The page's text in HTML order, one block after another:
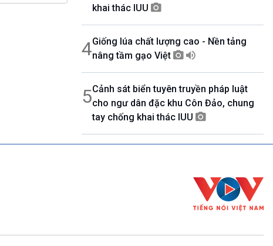
khai thác IUU
4Giống lúa chất lượng cao - Nền tảng
nâng tầm gạo Việt
5Cảnh sát biển tuyên truyền pháp luật
cho ngư dân đặc khu Côn Đảo, chung
tay chống khai thác IUU